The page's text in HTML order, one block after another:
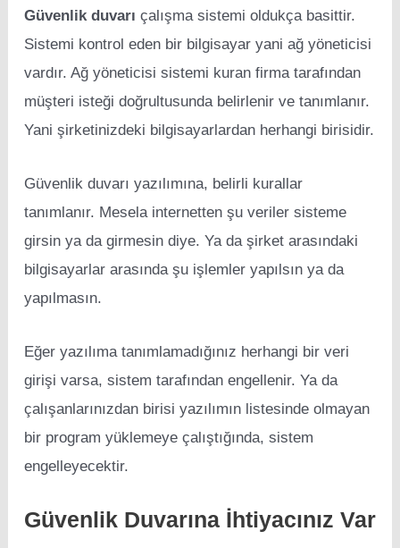
Güvenlik duvarı çalışma sistemi oldukça basittir.
Sistemi kontrol eden bir bilgisayar yani ağ yöneticisi
vardır. Ağ yöneticisi sistemi kuran firma tarafından
müşteri isteği doğrultusunda belirlenir ve tanımlanır.
Yani şirketinizdeki bilgisayarlardan herhangi birisidir.
Güvenlik duvarı yazılımına, belirli kurallar
tanımlanır. Mesela internetten şu veriler sisteme
girsin ya da girmesin diye. Ya da şirket arasındaki
bilgisayarlar arasında şu işlemler yapılsın ya da
yapılmasın.
Eğer yazılıma tanımlamadığınız herhangi bir veri
girişi varsa, sistem tarafından engellenir. Ya da
çalışanlarınızdan birisi yazılımın listesinde olmayan
bir program yüklemeye çalıştığında, sistem
engelleyecektir.
Güvenlik Duvarına İhtiyacınız Var